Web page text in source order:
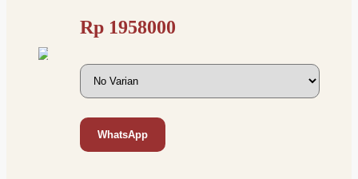
Rp 1958000
WhatsApp